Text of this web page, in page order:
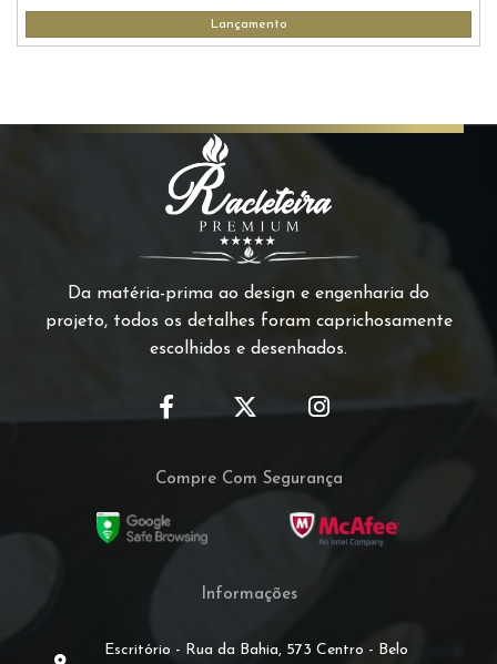
Lançamento
Da matéria-prima ao design e engenharia do
projeto, todos os detalhes foram caprichosamente
escolhidos e desenhados.
Compre Com Segurança
Informações
Escritório - Rua da Bahia, 573 Centro - Belo